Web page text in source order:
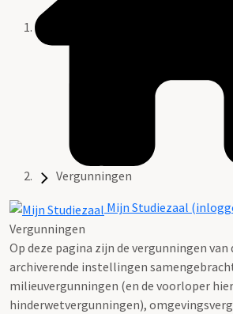
Vergunningen
Mijn Studiezaal
Vergunningen
Op deze pagina zijn de vergunningen van
archiverende instellingen
milieuvergunningen (en de voorloper
hinderwetvergunningen),